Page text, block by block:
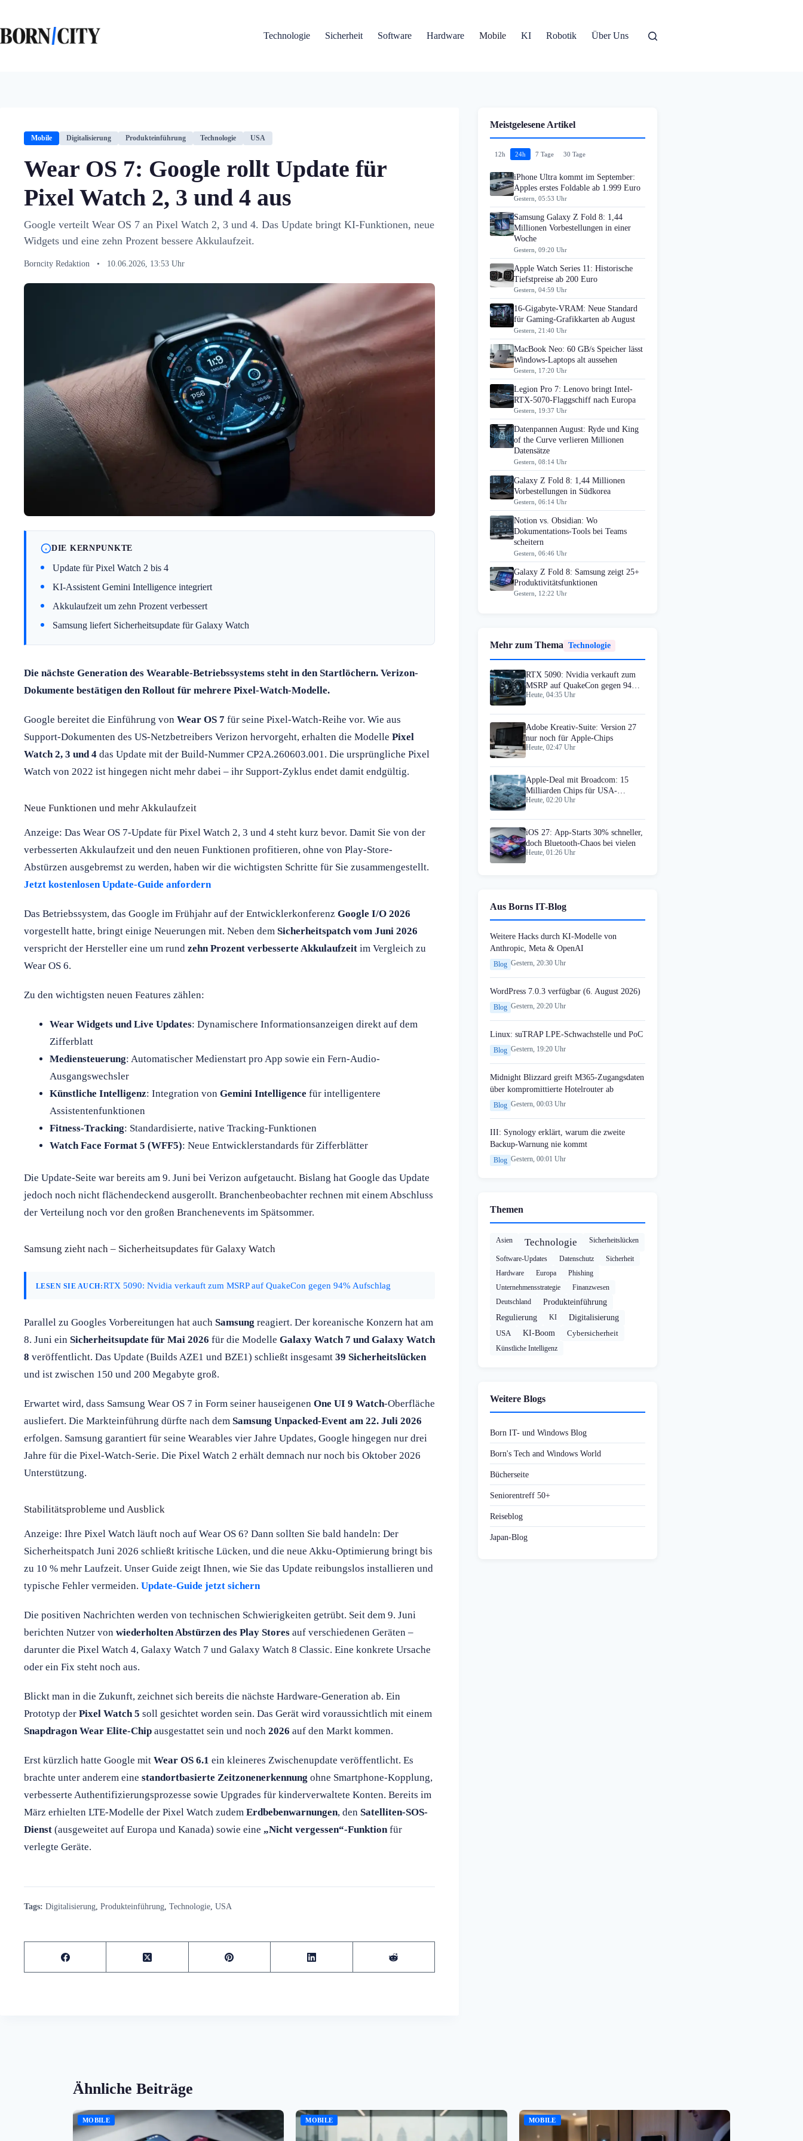
springen
Technologie
Sicherheit Software Hardware Mobile KI Robotik Über Uns
Mobile Digitalisierung Produkteinführung Technologie USA
Wear OS 7: Google rollt Update für
Pixel Watch 2, 3 und 4 aus
Google verteilt Wear OS 7 an Pixel Watch 2, 3 und 4. Das Update bringt KI-Funktionen, neue
Widgets und eine zehn Prozent bessere Akkulaufzeit.
Borncity Redaktion • 10.06.2026, 13:53 Uhr
DIE KERNPUNKTE
Update für Pixel Watch 2 bis 4
KI-Assistent Gemini Intelligence integriert
Akkulaufzeit um zehn Prozent verbessert
Samsung liefert Sicherheitsupdate für Galaxy Watch
Die nächste Generation des Wearable-Betriebssystems steht in den Startlöchern. Verizon-
Dokumente bestätigen den Rollout für mehrere Pixel-Watch-Modelle.
Google bereitet die Einführung von Wear OS 7 für seine Pixel-Watch-Reihe vor. Wie aus
Support-Dokumenten des US-Netzbetreibers Verizon hervorgeht, erhalten die Modelle Pixel
Watch 2, 3 und 4 das Update mit der Build-Nummer CP2A.260603.001. Die ursprüngliche Pixel
Watch von 2022 ist hingegen nicht mehr dabei – ihr Support-Zyklus endet damit endgültig.
Neue Funktionen und mehr Akkulaufzeit
Anzeige: Das Wear OS 7-Update für Pixel Watch 2, 3 und 4 steht kurz bevor. Damit Sie von der
verbesserten Akkulaufzeit und den neuen Funktionen profitieren, ohne von Play-Store-
Abstürzen ausgebremst zu werden, haben wir die wichtigsten Schritte für Sie zusammengestellt.
Jetzt kostenlosen Update-Guide anfordern
Das Betriebssystem, das Google im Frühjahr auf der Entwicklerkonferenz Google I/O 2026
vorgestellt hatte, bringt einige Neuerungen mit. Neben dem Sicherheitspatch vom Juni 2026
verspricht der Hersteller eine um rund zehn Prozent verbesserte Akkulaufzeit im Vergleich zu
Wear OS 6.
Zu den wichtigsten neuen Features zählen:
Wear Widgets und Live Updates: Dynamischere Informationsanzeigen direkt auf dem
Zifferblatt
Mediensteuerung: Automatischer Medienstart pro App sowie ein Fern-Audio-
Ausgangswechsler
Künstliche Intelligenz: Integration von Gemini Intelligence für intelligentere
Assistentenfunktionen
Fitness-Tracking: Standardisierte, native Tracking-Funktionen
Watch Face Format 5 (WFF5): Neue Entwicklerstandards für Zifferblätter
Die Update-Seite war bereits am 9. Juni bei Verizon aufgetaucht. Bislang hat Google das Update
jedoch noch nicht flächendeckend ausgerollt. Branchenbeobachter rechnen mit einem Abschluss
der Verteilung noch vor den großen Branchenevents im Spätsommer.
Samsung zieht nach – Sicherheitsupdates für Galaxy Watch
LESEN SIE AUCH:RTX 5090: Nvidia verkauft zum MSRP auf QuakeCon gegen 94% Aufschlag
Parallel zu Googles Vorbereitungen hat auch Samsung reagiert. Der koreanische Konzern hat am
8. Juni ein Sicherheitsupdate für Mai 2026 für die Modelle Galaxy Watch 7 und Galaxy Watch
8 veröffentlicht. Das Update (Builds AZE1 und BZE1) schließt insgesamt 39 Sicherheitslücken
und ist zwischen 150 und 200 Megabyte groß.
Erwartet wird, dass Samsung Wear OS 7 in Form seiner hauseigenen One UI 9 Watch-Oberfläche
ausliefert. Die Markteinführung dürfte nach dem Samsung Unpacked-Event am 22. Juli 2026
erfolgen. Samsung garantiert für seine Wearables vier Jahre Updates, Google hingegen nur drei
Jahre für die Pixel-Watch-Serie. Die Pixel Watch 2 erhält demnach nur noch bis Oktober 2026
Unterstützung.
Stabilitätsprobleme und Ausblick
Anzeige: Ihre Pixel Watch läuft noch auf Wear OS 6? Dann sollten Sie bald handeln: Der
Sicherheitspatch Juni 2026 schließt kritische Lücken, und die neue Akku-Optimierung bringt bis
zu 10 % mehr Laufzeit. Unser Guide zeigt Ihnen, wie Sie das Update reibungslos installieren und
typische Fehler vermeiden. Update-Guide jetzt sichern
Die positiven Nachrichten werden von technischen Schwierigkeiten getrübt. Seit dem 9. Juni
berichten Nutzer von wiederholten Abstürzen des Play Stores auf verschiedenen Geräten –
darunter die Pixel Watch 4, Galaxy Watch 7 und Galaxy Watch 8 Classic. Eine konkrete Ursache
oder ein Fix steht noch aus.
Blickt man in die Zukunft, zeichnet sich bereits die nächste Hardware-Generation ab. Ein
Prototyp der Pixel Watch 5 soll gesichtet worden sein. Das Gerät wird voraussichtlich mit einem
Snapdragon Wear Elite-Chip ausgestattet sein und noch 2026 auf den Markt kommen.
Erst kürzlich hatte Google mit Wear OS 6.1 ein kleineres Zwischenupdate veröffentlicht. Es
brachte unter anderem eine standortbasierte Zeitzonenerkennung ohne Smartphone-Kopplung,
verbesserte Authentifizierungsprozesse sowie Upgrades für kinderverwaltete Konten. Bereits im
März erhielten LTE-Modelle der Pixel Watch zudem Erdbebenwarnungen, den Satelliten-SOS-
Dienst (ausgeweitet auf Europa und Kanada) sowie eine „Nicht vergessen“-Funktionfür
verlegte Geräte.
Tags: Digitalisierung Produkteinführung Technologie USA
Meistgelesene Artikel
12h 24h 7 Tage 30 Tage
iPhone Ultra kommt im September:
Apples erstes Foldable ab 1.999 Euro
Gestern, 05:53 Uhr
Samsung Galaxy Z Fold 8: 1,44
Millionen Vorbestellungen in einer
Woche
Gestern, 09:20 Uhr
Apple Watch Series 11: Historische
Tiefstpreise ab 200 Euro
Gestern, 04:59 Uhr
16-Gigabyte-VRAM: Neue Standard
für Gaming-Grafikkarten ab August
Gestern, 21:40 Uhr
MacBook Neo: 60 GB/s Speicher lässt
Windows-Laptops alt aussehen
Gestern, 17:20 Uhr
Legion Pro 7: Lenovo bringt Intel-
RTX-5070-Flaggschiff nach Europa
Gestern, 19:37 Uhr
Datenpannen August: Ryde und King
of the Curve verlieren Millionen
Datensätze
Gestern, 08:14 Uhr
Galaxy Z Fold 8: 1,44 Millionen
Vorbestellungen in Südkorea
Gestern, 06:14 Uhr
Notion vs. Obsidian: Wo
Dokumentations-Tools bei Teams
scheitern
Gestern, 06:46 Uhr
Galaxy Z Fold 8: Samsung zeigt 25+
Produktivitätsfunktionen
Gestern, 12:22 Uhr
Mehr zum Thema Technologie
RTX 5090: Nvidia verkauft zum
MSRP auf QuakeCon gegen 94%
Aufschlag
Heute, 04:35 Uhr
Adobe Kreativ-Suite: Version 27
nur noch für Apple-Chips
Heute, 02:47 Uhr
Apple-Deal mit Broadcom: 15
Milliarden Chips für USA-
Produktion
Heute, 02:20 Uhr
iOS 27: App-Starts 30% schneller,
doch Bluetooth-Chaos bei vielen
Heute, 01:26 Uhr
Aus Borns IT-Blog
Weitere Hacks durch KI-Modelle von
Anthropic, Meta & OpenAI
Blog Gestern, 20:30 Uhr
WordPress 7.0.3 verfügbar (6. August 2026)
Blog Gestern, 20:20 Uhr
Linux: suTRAP LPE-Schwachstelle und PoC
Blog Gestern, 19:20 Uhr
Midnight Blizzard greift M365-Zugangsdaten
über kompromittierte Hotelrouter ab
Blog Gestern, 00:03 Uhr
III: Synology erklärt, warum die zweite
Backup-Warnung nie kommt
Blog Gestern, 00:01 Uhr
Themen
Asien Technologie Sicherheitslücken
Software-Updates Datenschutz
Sicherheit
Hardware
Europa
Phishing
Unternehmensstrategie
Finanzwesen
Deutschland
Produkteinführung
Regulierung
KI
Digitalisierung
USA
KI-Boom Cybersicherheit
Künstliche Intelligenz
Weitere Blogs
Born IT- und Windows Blog
Born's Tech and Windows World
Bücherseite
Seniorentreff 50+
Reiseblog
Japan-Blog
Ähnliche Beiträge
MOBILE MOBILE MOBILE